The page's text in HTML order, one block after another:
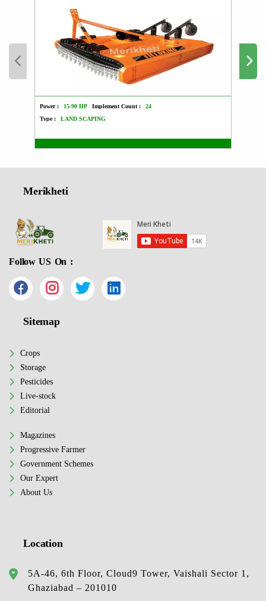
Power : 15-90 HP Implement Count :
24
Type :
LAND SCAPING
Merikheti
Follow US On :
Sitemap
Crops
Storage
Pesticides
Live-stock
Editorial
Magazines
Progressive Farmer
Government Schemes
Our Expert
About Us
Location
5A-46, 6th Floor, Cloud9 Tower, Vaishali Sector 1,
Ghaziabad – 201010